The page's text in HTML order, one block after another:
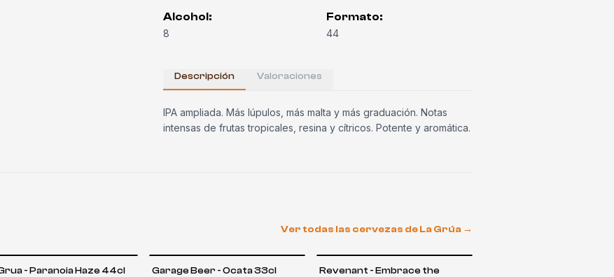
Alcohol:
8
Formato:
44
Descripción Valoraciones
IPA ampliada. Más lúpulos, más malta y más graduación. Notas
intensas de frutas tropicales, resina y cítricos. Potente y aromática.
Ver todas las cervezas deLa Grúa →
- Paranoia Haze 44cl Garage Beer - Ocata 33cl
Revenant - Embrace the